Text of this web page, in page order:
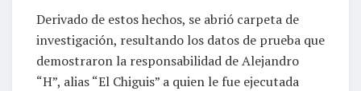
Derivado de estos hechos, se abrió carpeta de
investigación, resultando los datos de prueba que
demostraron la responsabilidad de Alejandro
“H”, alias “El Chiguis” a quien le fue ejecutada